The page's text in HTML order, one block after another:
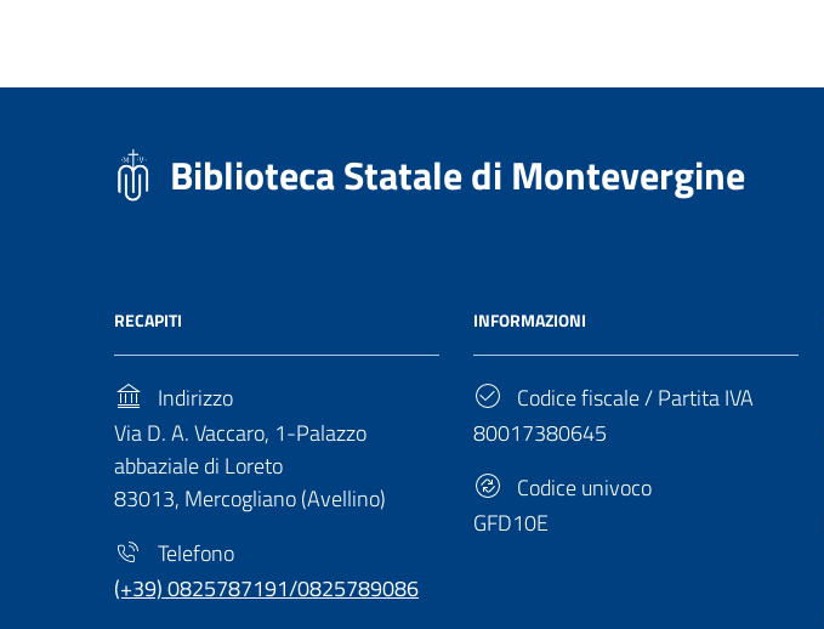
Biblioteca Statale di Montevergine
RECAPITI
Indirizzo
Via D. A. Vaccaro, 1-Palazzo
abbaziale di Loreto
83013, Mercogliano (Avellino)
Telefono
(+39) 0825787191/0825789086
INFORMAZIONI
Codice fiscale / Partita IVA
80017380645
Codice univoco
GFD10E